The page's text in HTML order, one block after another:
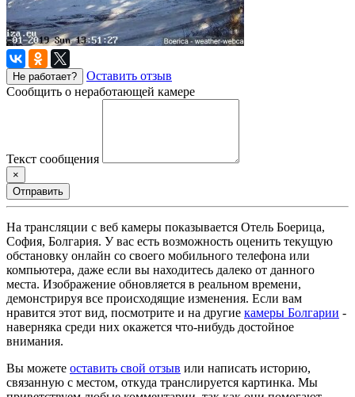
Не работает?
Оставить отзыв
Сообщить о неработающей камере
Текст сообщения
×
Отправить
На трансляции с веб камеры показывается Отель Боерица,
София, Болгария. У вас есть возможность оценить текущую
обстановку онлайн со своего мобильного телефона или
компьютера, даже если вы находитесь далеко от данного
места. Изображение обновляется в реальном времени,
демонстрируя все происходящие изменения. Если вам
нравится этот вид, посмотрите и на другие камеры Болгарии -
наверняка среди них окажется что-нибудь достойное
внимания.
Вы можете оставить свой отзыв или написать историю,
связанную с местом, откуда транслируется картинка. Мы